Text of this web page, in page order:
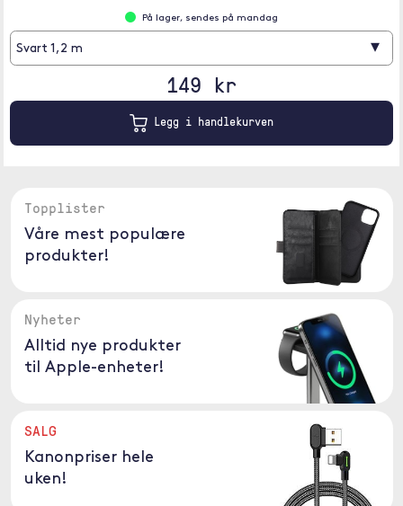
På lager, sendes på mandag
Svart 1,2 m ▾
149 kr
Legg i handlekurven
Topplister
Våre mest populære
produkter!
Nyheter
Alltid nye produkter
til Apple-enheter!
SALG
Kanonpriser hele
uken!